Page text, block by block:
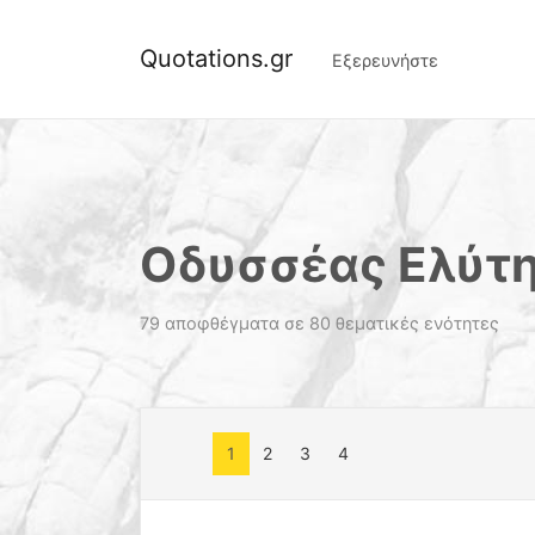
Quotations.gr Εξερευνήστε
Οδυσσέας
79 αποφθέγματα σε 80 θεματικές ενότητες
1 2 3 4